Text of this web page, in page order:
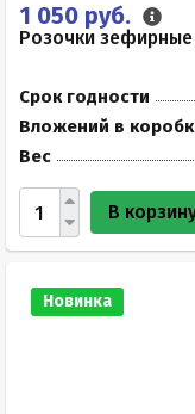
1 050 руб.
Розочки зефирные
Срок годности
Вложений в
Вес
В
Новинка